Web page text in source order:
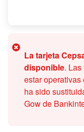
La tarjeta
disponible.
estar
ha sido
Gow de